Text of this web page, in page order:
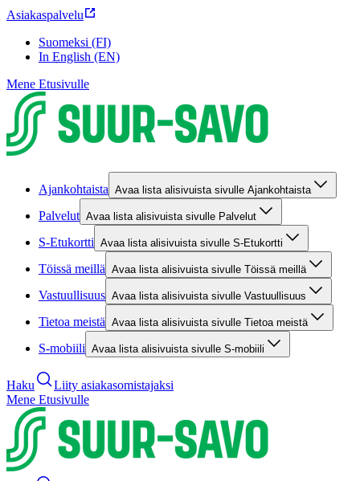
Asiakaspalvelu
Suomeksi (FI)
In English (EN)
Mene Etusivulle
Ajankohtaista Avaa lista alisivuista sivulle Ajankohtaista
Palvelut Avaa lista alisivuista sivulle Palvelut
S-Etukortti Avaa lista alisivuista sivulle S-Etukortti
Töissä meillä Avaa lista alisivuista sivulle Töissä meillä
Vastuullisuus Avaa lista alisivuista sivulle Vastuullisuus
Tietoa meistä Avaa lista alisivuista sivulle Tietoa meistä
S-mobiili Avaa lista alisivuista sivulle S-mobiili
Haku
Liity asiakasomistajaksi
Mene Etusivulle